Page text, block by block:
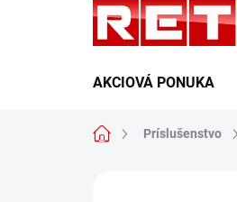
AKCIOVÁ PONUKA
DomovPríslušenstvo